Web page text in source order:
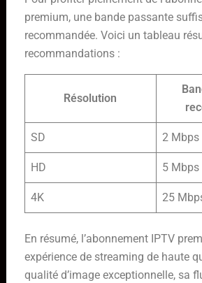
premium, une bande passante
recommandée. Voici un tableau
recommandations :
Résolution
SD 2 Mbps
HD 5 Mbps
4K 25
En résumé, l’abonnement IPTV
expérience de streaming de haute
qualité d’image exceptionnelle, sa